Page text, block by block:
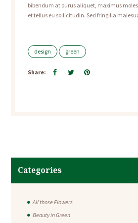
bibendum at purus aliquet, maximus
et tellus eu sollicitudin. Sed fringilla
design green
Share:
Categories
All those Flowers
Beauty in Green